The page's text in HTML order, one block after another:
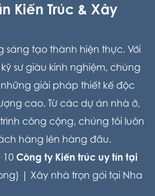
Kiến Trúc & Xây
sáng tạo thành hiện thực. Với
sư giàu kinh nghiệm, chúng
giải pháp thiết kế độc
cao. Từ các dự án nhà ở,
công cộng, chúng tôi luôn
hàng lên hàng đầu.
10 Công ty Kiến trúc uy tín tại
| Xây nhà trọn gói tại Nha